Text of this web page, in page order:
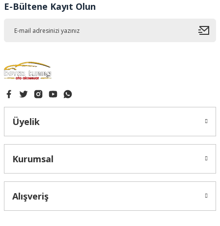
Bu ürüne benzer farklı alternatifler olmalı.
E-Bültene Kayıt Olun
Üyelik
Kurumsal
Alışveriş